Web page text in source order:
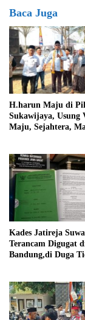
Baca Juga
H.harun Maju di
Sukawijaya, Usung
Maju, Sejahtera,
Kades Jatireja
Terancam Digugat
Bandung,di Duga